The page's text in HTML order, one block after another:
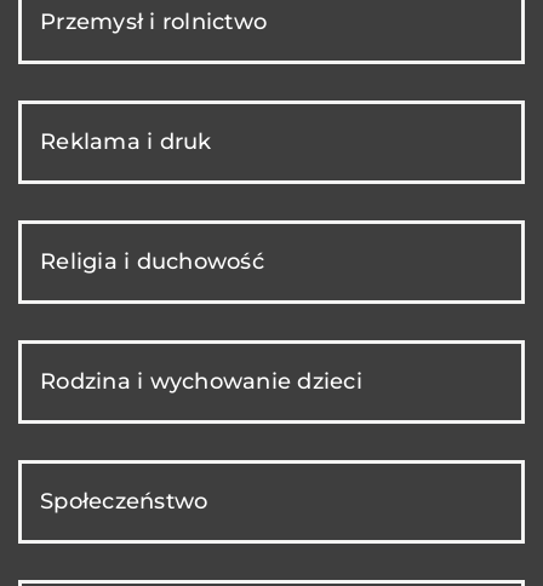
Przemysł i rolnictwo
Reklama i druk
Religia i duchowość
Rodzina i wychowanie dzieci
Społeczeństwo